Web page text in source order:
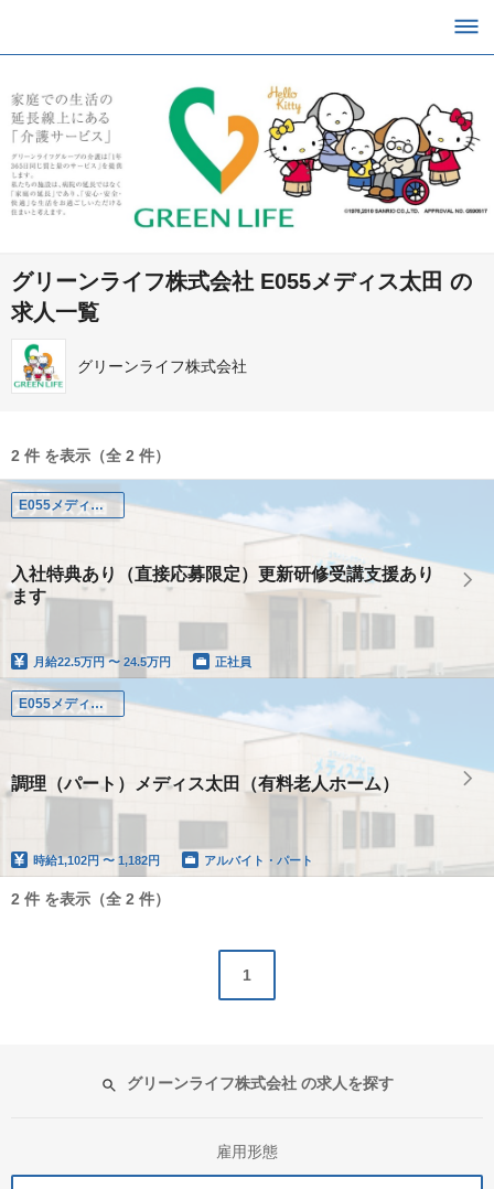
グリーンライフ株式会社 E055メディス太田 の
求人一覧
グリーンライフ株式会社
2 件 を表示（全 2 件）
E055メディス太田
入社特典あり（直接応募限定）更新研修受講支援あり
ます
月給22.5万円 〜 24.5万円 正社員
E055メディス太田
調理（パート）メディス太田（有料老人ホーム）
時給1,102円 〜 1,182円 アルバイト・パート
2 件 を表示（全 2 件）
1
グリーンライフ株式会社 の求人を探す
雇用形態